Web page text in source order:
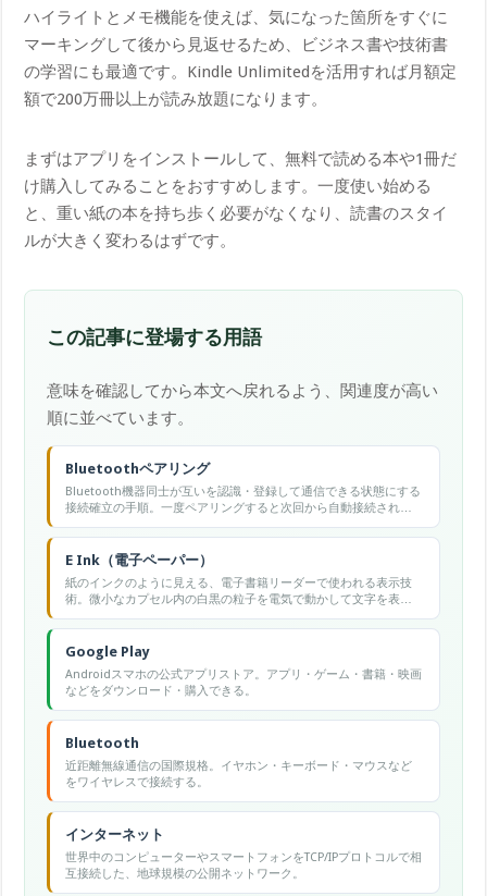
ハイライトとメモ機能を使えば、気になった箇所をすぐに
マーキングして後から見返せるため、ビジネス書や技術書
の学習にも最適です。Kindle Unlimitedを活用すれば月額定
額で200万冊以上が読み放題になります。
まずはアプリをインストールして、無料で読める本や1冊だ
け購入してみることをおすすめします。一度使い始める
と、重い紙の本を持ち歩く必要がなくなり、読書のスタイ
ルが大きく変わるはずです。
この記事に登場する用語
意味を確認してから本文へ戻れるよう、関連度が高い
順に並べています。
Bluetoothペアリング
Bluetooth機器同士が互いを認識・登録して通信できる状態にする
接続確立の手順。一度ペアリングすると次回から自動接続され
る。
E Ink（電子ペーパー）
紙のインクのように見える、電子書籍リーダーで使われる表示技
術。微小なカプセル内の白黒の粒子を電気で動かして文字を表示
し、表示の維持に電力を使わないため省電力。直射日光下でも読
みやすく目が疲れにくい一方、書き換えが遅く残像（ゴースト）
が出やすい。
Google Play
Androidスマホの公式アプリストア。アプリ・ゲーム・書籍・映画
などをダウンロード・購入できる。
Bluetooth
近距離無線通信の国際規格。イヤホン・キーボード・マウスなど
をワイヤレスで接続する。
インターネット
世界中のコンピューターやスマートフォンをTCP/IPプロトコルで相
互接続した、地球規模の公開ネットワーク。